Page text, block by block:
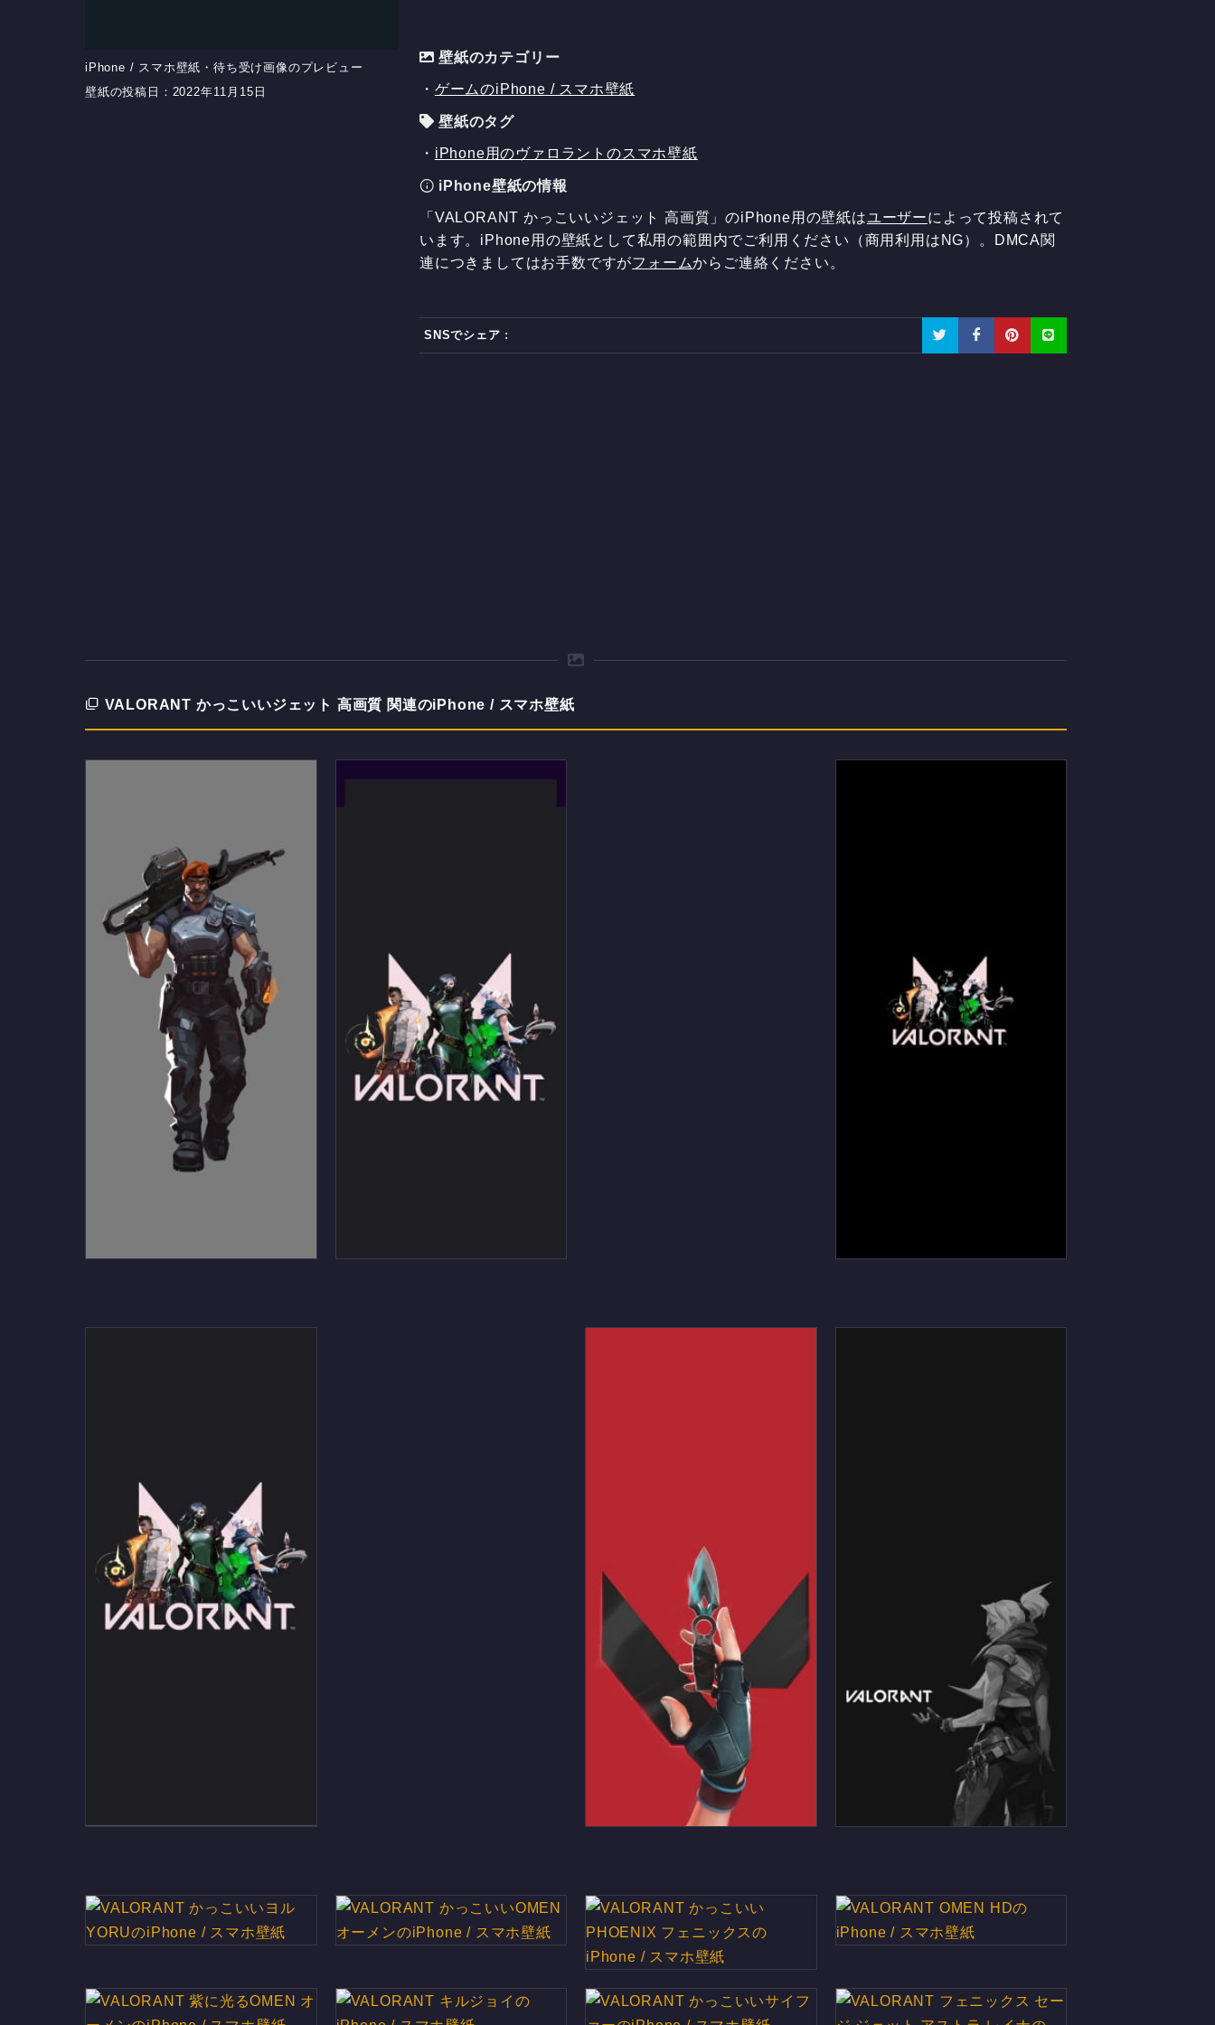
iPhone / スマホ壁紙・待ち受け画像のプレビュー
壁紙の投稿日：2022年11月15日
壁紙のカテゴリー
・ ゲームのiPhone / スマホ壁紙
壁紙のタグ
・ iPhone用のヴァロラントのスマホ壁紙
iPhone壁紙の情報
「VALORANT かっこいいジェット 高画質」のiPhone用の壁紙はユーザーによって投稿されて
います。iPhone用の壁紙として私用の範囲内でご利用ください（商用利用はNG）。DMCA関
連につきましてはお手数ですがフォームからご連絡ください。
SNSでシェア :
VALORANT かっこいいジェット 高画質 関連のiPhone / スマホ壁紙
YORUのiPhone / スマホ壁紙
オーメンのiPhone / スマホ壁紙
VALORANT かっこいい
PHOENIX フェニックスの
iPhone / スマホ壁紙